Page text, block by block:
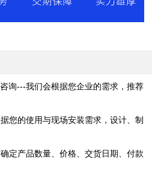
询---我们会根据您企业的需求，推荐
您的使用与现场安装需求，设计、制
定产品数量、价格、交货日期、付款